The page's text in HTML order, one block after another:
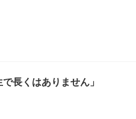
長くはありません」